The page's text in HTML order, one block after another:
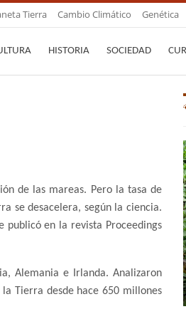
Tierra Cambio Climático Genética
HISTORIA SOCIEDAD
de las mareas. Pero la tasa de
se desacelera, según la ciencia.
publicó en la revista Proceedings
Alemania e Irlanda. Analizaron
Tierra desde hace 650 millones